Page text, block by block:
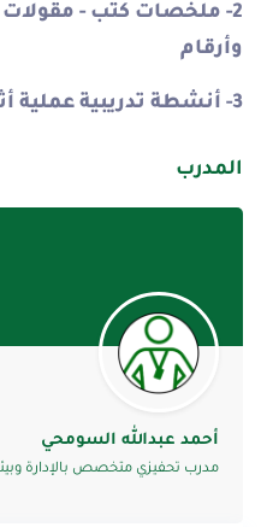
2- ملخصات كتب -
وأرقام
3- أنشطة تدريبية عملية أثناء الدورة
المدرب
أحمد عبدالله السومحي
مدرب تحفيزي متخصص بالإدارة